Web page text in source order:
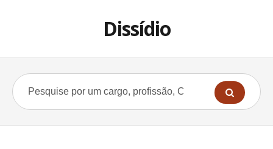
Dissídio